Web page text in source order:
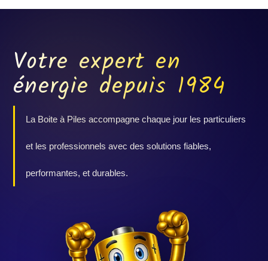
Votre expert en
énergie depuis 1984
La Boite à Piles accompagne chaque jour les particuliers
et les professionnels avec des solutions fiables,
performantes, et durables.